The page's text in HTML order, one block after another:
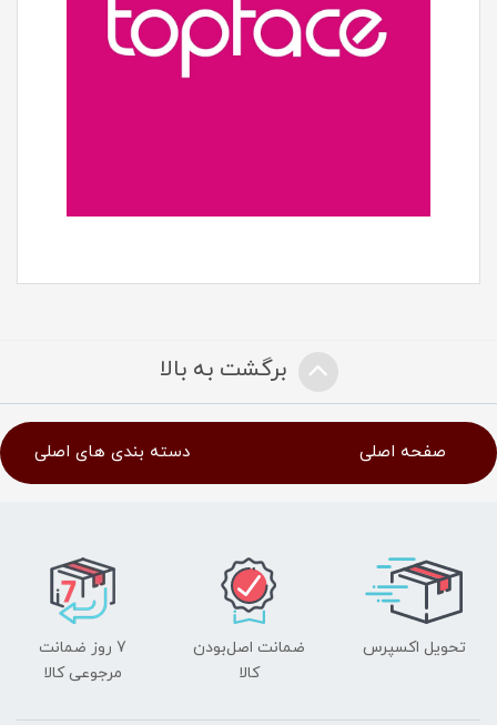
برگشت به بالا
صفحه اصلی دسته بندی های اصلی
تحویل اکسپرس
ضمانت اصل‌بودن
کالا
7 روز ضمانت
مرجوعی کالا